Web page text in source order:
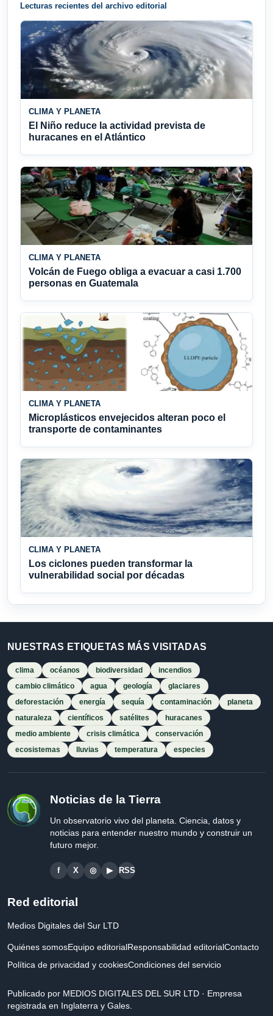
Lecturas recientes del archivo editorial
CLIMA Y PLANETA
El Niño reduce la actividad prevista de
huracanes en el Atlántico
CLIMA Y PLANETA
Volcán de Fuego obliga a evacuar a casi 1.700
personas en Guatemala
CLIMA Y PLANETA
Microplásticos envejecidos alteran poco el
transporte de contaminantes
CLIMA Y PLANETA
Los ciclones pueden transformar la
vulnerabilidad social por décadas
NUESTRAS ETIQUETAS MÁS VISITADAS
clima océanos biodiversidad
incendios
cambio climático
agua geología
glaciares
deforestación
energía sequía contaminación
planeta
naturaleza
científicos satélites
huracanes
medio ambiente
crisis climática
conservación
ecosistemas
lluvias temperatura especies
Noticias de la Tierra
Un observatorio vivo del planeta. Ciencia, datos y
noticias para entender nuestro mundo y construir un
futuro mejor.
f X ◎ ▶ RSS
Red editorial
Medios Digitales del Sur LTD
Quiénes somosEquipo editorialResponsabilidad editorialContacto
Política de privacidad y cookiesCondiciones del servicio
Publicado por MEDIOS DIGITALES DEL SUR LTD · Empresa
registrada en Inglaterra y Gales.